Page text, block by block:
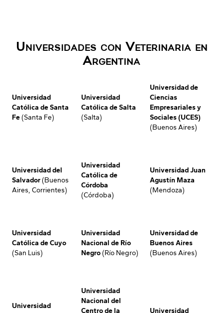
Universidades con Veterinaria en
Argentina
Universidad
Católica de Santa
Fe(Santa Fe)
Universidad
Católica de Salta
(Salta)
Universidad de
Ciencias
Empresariales y
Sociales (UCES)
(Buenos Aires)
Universidad del
Salvador(Buenos
Aires, Corrientes)
Universidad
Católica de
Córdoba
(Córdoba)
Universidad Juan
Agustín Maza
(Mendoza)
Universidad
Católica de Cuyo
(San Luis)
Universidad
Nacional de Río
Negro(Río Negro)
Universidad de
Buenos Aires
(Buenos Aires)
Universidad
Universidad
Nacional del
Centro de la
Universidad